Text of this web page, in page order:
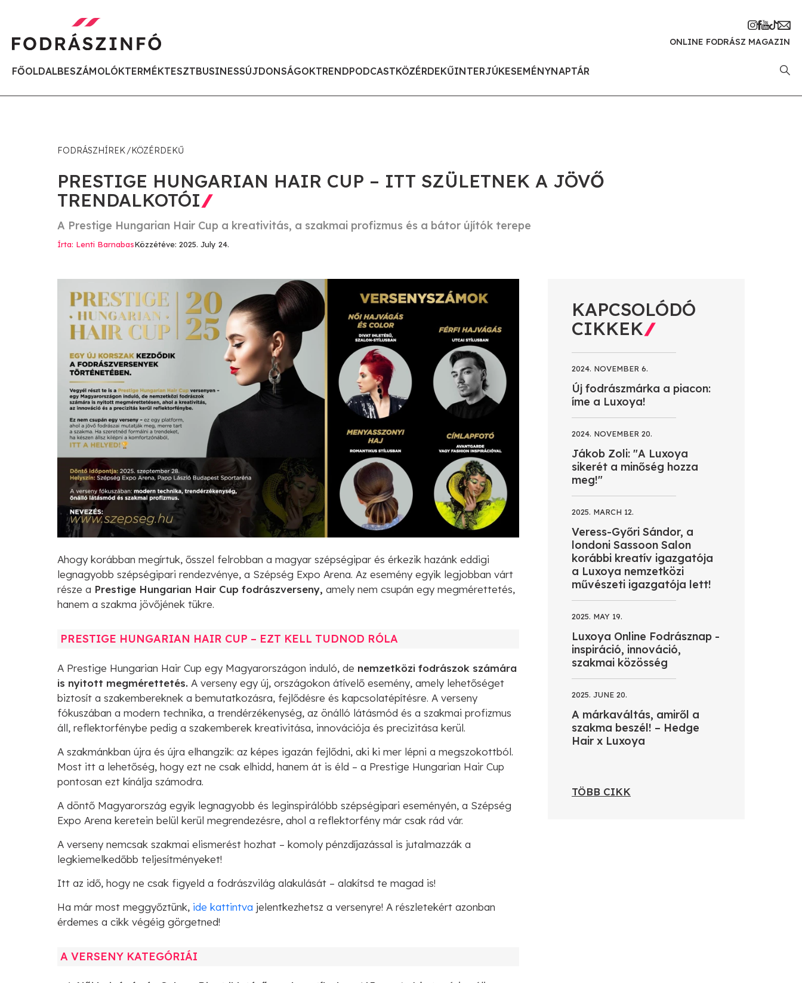
ONLINE FODRÁSZ MAGAZIN
FŐOLDALBESZÁMOLÓKTERMÉKTESZTBUSINESSÚJDONSÁGOKTRENDPODCASTKÖZÉRDEKŰINTERJÚKESEMÉNYNAPTÁR
FODRÁSZHÍREK KÖZÉRDEKŰ
PRESTIGE HUNGARIAN HAIR CUP – ITT SZÜLETNEK A JÖVŐ
TRENDALKOTÓI
A Prestige Hungarian Hair Cup a kreativitás, a szakmai profizmus és a bátor újítók terepe
Írta: Lenti BarnabasKözzétéve: 2025. July 24.
Ahogy korábban megírtuk, ősszel felrobban a magyar szépségipar és érkezik hazánk eddigi
legnagyobb szépségipari rendezvénye, a Szépség Expo Arena. Az esemény egyik legjobban várt
része a Prestige Hungarian Hair Cup fodrászverseny, amely nem csupán egy megmérettetés,
hanem a szakma jövőjének tükre.
PRESTIGE HUNGARIAN HAIR CUP – EZT KELL TUDNOD RÓLA
A Prestige Hungarian Hair Cup egy Magyarországon induló, de nemzetközi fodrászok számára
is nyitott megmérettetés. A verseny egy új, országokon átívelő esemény, amely lehetőséget
biztosít a szakembereknek a bemutatkozásra, fejlődésre és kapcsolatépítésre. A verseny
fókuszában a modern technika, a trendérzékenység, az önálló látásmód és a szakmai profizmus
áll, reflektorfénybe pedig a szakemberek kreativitása, innovációja és precizitása kerül.
A szakmánkban újra és újra elhangzik: az képes igazán fejlődni, aki ki mer lépni a megszokottból.
Most itt a lehetőség, hogy ezt ne csak elhidd, hanem át is éld – a Prestige Hungarian Hair Cup
pontosan ezt kínálja számodra.
A döntő Magyarország egyik legnagyobb és leginspirálóbb szépségipari eseményén, a Szépség
Expo Arena keretein belül kerül megrendezésre, ahol a reflektorfény már csak rád vár.
A verseny nemcsak szakmai elismerést hozhat – komoly pénzdíjazással is jutalmazzák a
legkiemelkedőbb teljesítményeket!
Itt az idő, hogy ne csak figyeld a fodrászvilág alakulását – alakítsd te magad is!
Ha már most meggyőztünk, ide kattintva jelentkezhetsz a versenyre! A részletekért azonban
érdemes a cikk végéig görgetned!
A VERSENY KATEGÓRIÁI
KAPCSOLÓDÓ
CIKKEK
2024. NOVEMBER 6.
Új fodrászmárka a piacon:
íme a Luxoya!
2024. NOVEMBER 20.
Jákob Zoli: "A Luxoya
sikerét a minőség hozza
meg!"
2025. MARCH 12.
Veress-Győri Sándor, a
londoni Sassoon Salon
korábbi kreatív igazgatója
a Luxoya nemzetközi
művészeti igazgatója lett!
2025. MAY 19.
Luxoya Online Fodrásznap -
inspiráció, innováció,
szakmai közösség
2025. JUNE 20.
A márkaváltás, amiről a
szakma beszél! – Hedge
Hair x Luxoya
TÖBB CIKK